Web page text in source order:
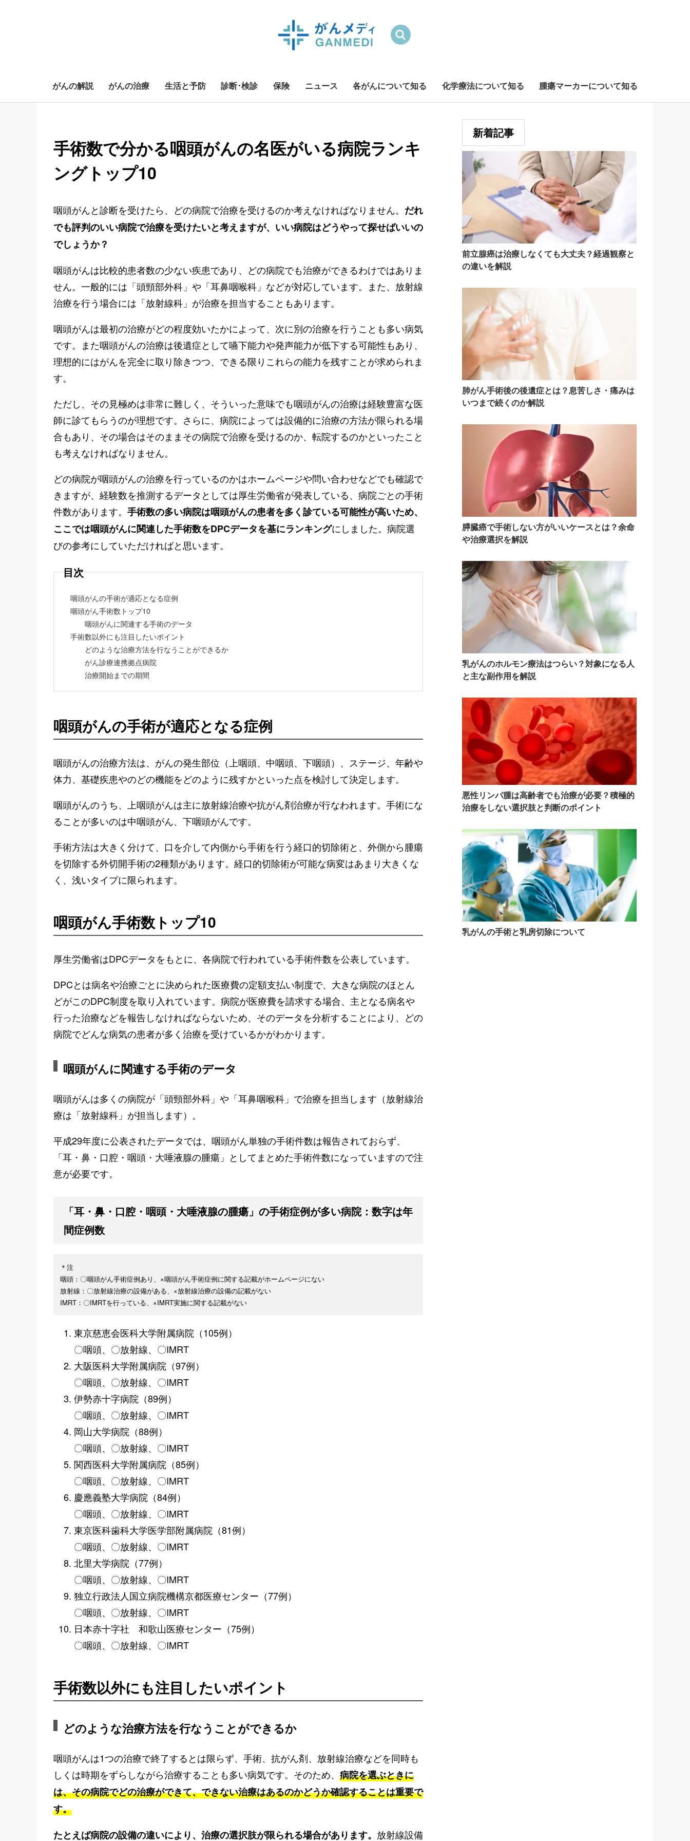
検索
がんの解説 がんの治療 生活と予防 診断･検診 保険 ニュース 各がんについて知る 化学療法について知る 腫瘍マーカーについて知る
手術数で分かる咽頭がんの名医がいる病院ランキ
ングトップ10
咽頭がんと診断を受けたら、どの病院で治療を受けるのか考えなければなりません。 だれ
でも評判のいい病院で治療を受けたいと考えますが、いい病院はどうやって探せばいいの
でしょうか？
咽頭がんは比較的患者数の少ない疾患であり、どの病院でも治療ができるわけではありま
せん。一般的には「頭頸部外科」や「耳鼻咽喉科」などが対応しています。また、放射線
治療を行う場合には「放射線科」が治療を担当することもあります。
咽頭がんは最初の治療がどの程度効いたかによって、次に別の治療を行うことも多い病気
です。また咽頭がんの治療は後遺症として嚥下能力や発声能力が低下する可能性もあり、
理想的にはがんを完全に取り除きつつ、できる限りこれらの能力を残すことが求められま
す。
ただし、その見極めは非常に難しく、そういった意味でも咽頭がんの治療は経験豊富な医
師に診てもらうのが理想です。さらに、病院によっては設備的に治療の方法が限られる場
合もあり、その場合はそのままその病院で治療を受けるのか、転院するのかといったこと
も考えなければなりません。
どの病院が咽頭がんの治療を行っているのかはホームページや問い合わせなどでも確認で
きますが、経験数を推測するデータとしては厚生労働省が発表している、病院ごとの手術
件数があります。 手術数の多い病院は咽頭がんの患者を多く診ている可能性が高いため、
ここでは咽頭がんに関連した手術数をDPCデータを基にランキングにしました。病院選
びの参考にしていただければと思います。
目次
咽頭がんの手術が適応となる症例
咽頭がん手術数トップ10
咽頭がんに関連する手術のデータ
手術数以外にも注目したいポイント
どのような治療方法を行なうことができるか
がん診療連携拠点病院
治療開始までの期間
咽頭がんの手術が適応となる症例
咽頭がんの治療方法は、がんの発生部位（上咽頭、中咽頭、下咽頭）、ステージ、年齢や
体力、基礎疾患やのどの機能をどのように残すかといった点を検討して決定します。
咽頭がんのうち、上咽頭がんは主に放射線治療や抗がん剤治療が行なわれます。手術にな
ることが多いのは中咽頭がん、下咽頭がんです。
手術方法は大きく分けて、口を介して内側から手術を行う経口的切除術と、外側から腫瘍
を切除する外切開手術の2種類があります。経口的切除術が可能な病変はあまり大きくな
く、浅いタイプに限られます。
咽頭がん手術数トップ10
厚生労働省はDPCデータをもとに、各病院で行われている手術件数を公表しています。
DPCとは病名や治療ごとに決められた医療費の定額支払い制度で、大きな病院のほとん
どがこのDPC制度を取り入れています。病院が医療費を請求する場合、主となる病名や
行った治療などを報告しなければならないため、そのデータを分析することにより、どの
病院でどんな病気の患者が多く治療を受けているかがわかります。
咽頭がんに関連する手術のデータ
咽頭がんは多くの病院が「頭頸部外科」や「耳鼻咽喉科」で治療を担当します（放射線治
療は「放射線科」が担当します）。
平成29年度に公表されたデータでは、咽頭がん単独の手術件数は報告されておらず、
「耳・鼻・口腔・咽頭・大唾液腺の腫瘍」としてまとめた手術件数になっていますので注
意が必要です。
「耳・鼻・口腔・咽頭・大唾液腺の腫瘍」の手術症例が多い病院：数字は年
間症例数
＊注
咽頭：〇咽頭がん手術症例あり、×咽頭がん手術症例に関する記載がホームページにない
放射線：〇放射線治療の設備がある、×放射線治療の設備の記載がない
IMRT：〇IMRTを行っている、×IMRT実施に関する記載がない
東京慈恵会医科大学附属病院（105例）
〇咽頭、〇放射線、〇IMRT
大阪医科大学附属病院（97例）
〇咽頭、〇放射線、〇IMRT
伊勢赤十字病院（89例）
〇咽頭、〇放射線、〇IMRT
岡山大学病院（88例）
〇咽頭、〇放射線、〇IMRT
関西医科大学附属病院（85例）
〇咽頭、〇放射線、〇IMRT
慶應義塾大学病院（84例）
〇咽頭、〇放射線、〇IMRT
東京医科歯科大学医学部附属病院（81例）
〇咽頭、〇放射線、〇IMRT
北里大学病院（77例）
〇咽頭、〇放射線、〇IMRT
独立行政法人国立病院機構京都医療センター（77例）
〇咽頭、〇放射線、〇IMRT
日本赤十字社 和歌山医療センター（75例）
〇咽頭、〇放射線、〇IMRT
手術数以外にも注目したいポイント
どのような治療方法を行なうことができるか
咽頭がんは1つの治療で終了するとは限らず、手術、抗がん剤、放射線治療などを同時も
しくは時期をずらしながら治療することも多い病気です。そのため、 病院を選ぶときに
は、その病院でどの治療ができて、できない治療はあるのかどうか確認することは重要で
す。
たとえば病院の設備の違いにより、治療の選択肢が限られる場合があります。 放射線設備
新着記事
前立腺癌は治療しなくても大丈夫？経過観察と
の違いを解説
肺がん手術後の後遺症とは？息苦しさ・痛みは
いつまで続くのか解説
膵臓癌で手術しない方がいいケースとは？余命
や治療選択を解説
乳がんのホルモン療法はつらい？対象になる人
と主な副作用を解説
悪性リンパ腫は高齢者でも治療が必要？積極的
治療をしない選択肢と判断のポイント
乳がんの手術と乳房切除について